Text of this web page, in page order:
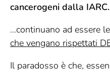
cancerogeni dalla
…continuano ad essere
che vengano rispettati
Il paradosso è che,